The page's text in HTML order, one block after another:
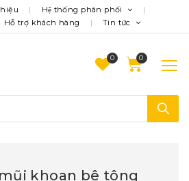
Hệ thống phân phối
Hỗ trợ khách hàng Tin tức
0
khoan bê tông